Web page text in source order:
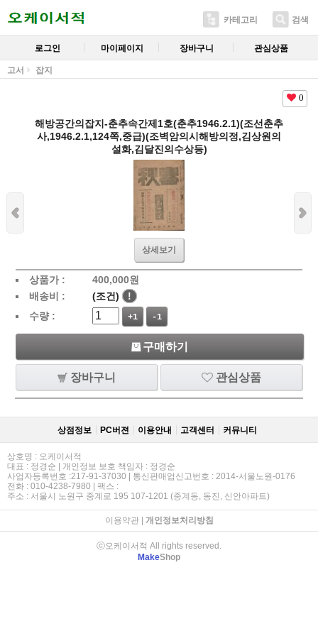
카테고리 검색
로그인 마이페이지 장바구니 관심상품
고서 잡지
0
해방공간의잡지-춘추속간제1호(춘추1946.2.1)(조선춘추
사,1946.2.1,124쪽,중급)(조벽암의시해방의정,김상원의
설화,김달진의수상등)
상세보기
상품가 : 400,000원
배송비 :
(조건)
!
수량 :
+1 -1
구매하기
장바구니 관심상품
상점정보 PC버젼 이용안내 고객센터 커뮤니티
상호명 : 오케이서적
대표 : 정경순 | 개인정보 보호 책임자 : 정경순
사업자등록번호 :217-91-37030 | 통신판매업신고번호 : 2014-서울노원-0176
전화 : 010-4238-7980 | 팩스 :
주소 : 서울시 노원구 중계로 195 107-1201 (중계동, 동진, 신안아파트)
이용약관| 개인정보처리방침
ⓒ오케이서적 All rights reserved.
MakeShop